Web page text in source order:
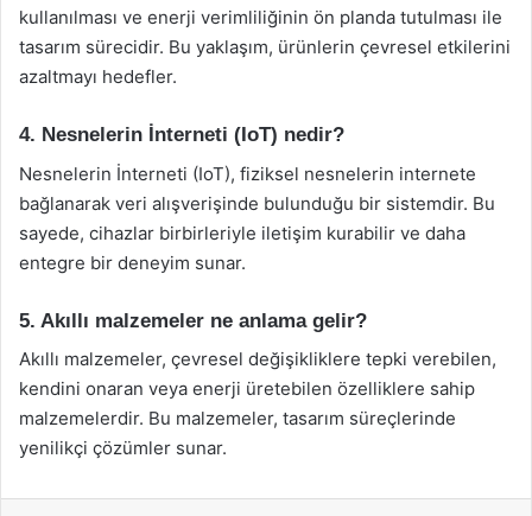
kullanılması ve enerji verimliliğinin ön planda tutulması ile
tasarım sürecidir. Bu yaklaşım, ürünlerin çevresel etkilerini
azaltmayı hedefler.
4. Nesnelerin İnterneti (IoT) nedir?
Nesnelerin İnterneti (IoT), fiziksel nesnelerin internete
bağlanarak veri alışverişinde bulunduğu bir sistemdir. Bu
sayede, cihazlar birbirleriyle iletişim kurabilir ve daha
entegre bir deneyim sunar.
5. Akıllı malzemeler ne anlama gelir?
Akıllı malzemeler, çevresel değişikliklere tepki verebilen,
kendini onaran veya enerji üretebilen özelliklere sahip
malzemelerdir. Bu malzemeler, tasarım süreçlerinde
yenilikçi çözümler sunar.